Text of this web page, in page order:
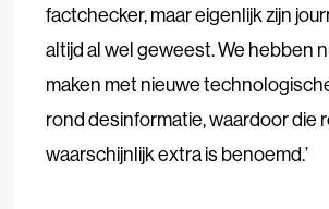
factchecker, maar eigenlijk zijn
altijd al wel geweest. We hebben
maken met nieuwe
rond desinformatie, waardoor die
waarschijnlijk extra is benoemd.’